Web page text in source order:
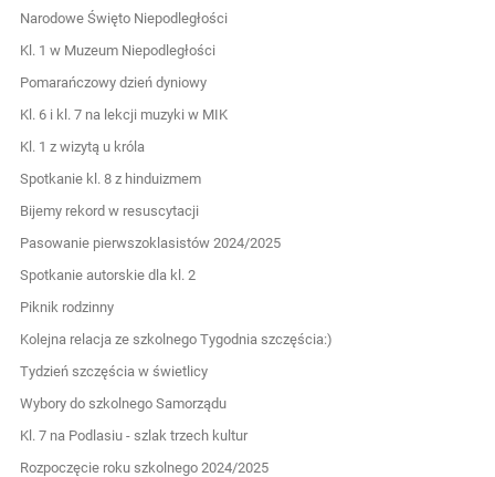
Narodowe Święto Niepodległości
Kl. 1 w Muzeum Niepodległości
Pomarańczowy dzień dyniowy
Kl. 6 i kl. 7 na lekcji muzyki w MIK
Kl. 1 z wizytą u króla
Spotkanie kl. 8 z hinduizmem
Bijemy rekord w resuscytacji
Pasowanie pierwszoklasistów 2024/2025
Spotkanie autorskie dla kl. 2
Piknik rodzinny
Kolejna relacja ze szkolnego Tygodnia szczęścia:)
Tydzień szczęścia w świetlicy
Wybory do szkolnego Samorządu
Kl. 7 na Podlasiu - szlak trzech kultur
Rozpoczęcie roku szkolnego 2024/2025